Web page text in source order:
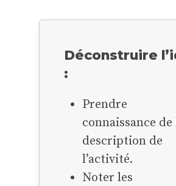
Déconstruire
:
Prendre
connaissance de
description de
l’activité.
Noter les